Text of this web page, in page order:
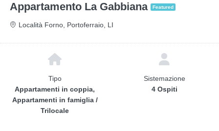
Appartamento La Gabbiana Featured
Località Forno, Portoferraio, LI
Tipo
Appartamenti in coppia,
Appartamenti in famiglia /
Trilocale
Sistemazione
4 Ospiti